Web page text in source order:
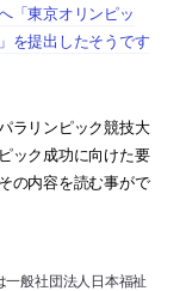
「東京オリンピッ
を提出したそうです
ラリンピック競技大
ック成功に向けた要
の内容を読む事がで
般社団法人日本福祉